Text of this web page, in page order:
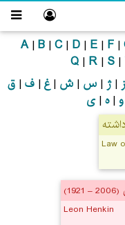
A| B| C| D| E| F|
Q | R | S |
ز |ژ | س | ش |غ | ف | ق
و |ه |ی
Law
(1921 – 2006)
Leon Henkin